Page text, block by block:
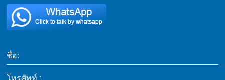
ชื่อ:
โทรศัพท์ :